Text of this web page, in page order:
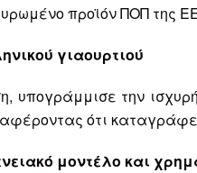
προϊόν ΠΟΠ της
γιαουρτιού
υπογράμμισε την
ότι
μοντέλο και